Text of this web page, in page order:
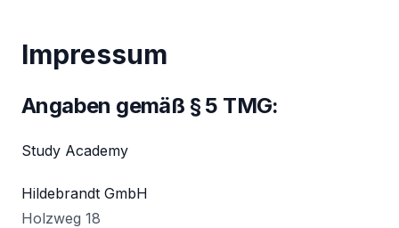
Impressum
Angaben gemäß § 5 TMG:
Study Academy
Hildebrandt GmbH
Holzweg 18